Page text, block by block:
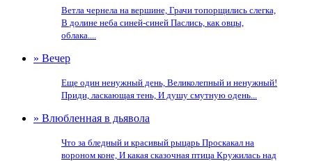
Ветла чернела на вершине, Грачи топорщились слегка,
В долине неба синей-синей Паслись, как овцы,
облака....
» Вечер
Еще один ненужный день, Великолепный и ненужный!
Приди, ласкающая тень, И душу смутную одень...
» Влюбленная в дьявола
Что за бледный и красивый рыцарь Проскакал на
вороном коне, И какая сказочная птица Кружилась над